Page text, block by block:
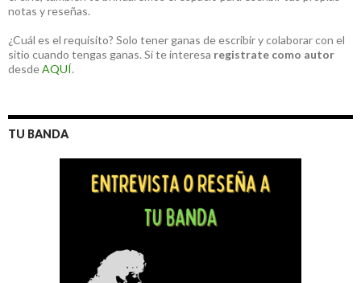
notas y reseñas.
¿Cuál es el requisito? Solo tener ganas de escribir y colaborar con el
sitio cuando tengas ganas. Si te interesa registrate como autor
desdeAQUÍ.
TU BANDA